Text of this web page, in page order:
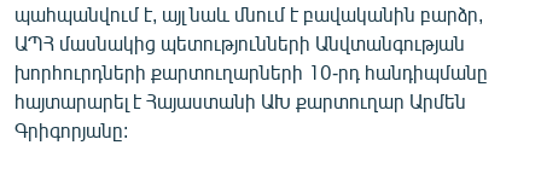
ԱՐԽԻՎ
ՏԵՍԱՆՅՈՒԹԵՐ
ԲԱՆԱՎԵՃ
պահպանվում է, այլ նաև մնում է բավականին բարձր,
ԱՊՀ մասնակից պետությունների Անվտանգության
խորհուրդների քարտուղարների 10-րդ հանդիպմանը
հայտարարել է Հայաստանի ԱԽ քարտուղար Արմեն
Գրիգորյանը: